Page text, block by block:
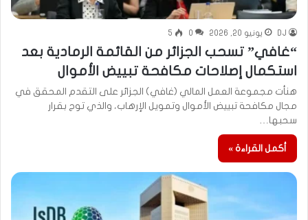
DJ يونيو 20, 2026 0
5
“غافي” تسحب الجزائر من القائمة الرمادية بعد
استكمال إصلاحات مكافحة تبييض الأموال
هنأت مجموعة العمل المالي (غافي) الجزائر على التقدم المحقق في
مجال مكافحة تبييض الأموال وتمويل الإرهاب، والذي توج بقرار
سحبها…
أكمل القراءة »